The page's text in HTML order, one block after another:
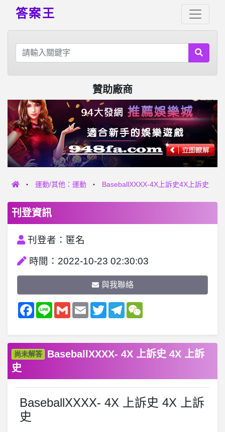
答案王
贊助廠商
運動/其他：運動 BaseballXXXX-4X上訴史4X上訴史
刊登資訊
刊登者：匿名
時間：2022-10-23 02:30:03
與我聯絡
Facebook
Line GmailEmail TwitterTelegramWeChat
尚未解答
BaseballXXXX- 4X 上訴史 4X 上訴
史
BaseballXXXX- 4X 上訴史 4X 上訴
史